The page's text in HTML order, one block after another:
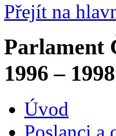
Přejít na
Parlament
1996 – 1998
Úvod
Poslanci a